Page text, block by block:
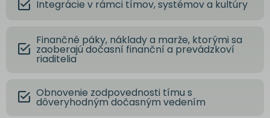
Integrácie v rámci tímov, systémov a kultúry
Finančné páky, náklady a marže, ktorými sa
zaoberajú dočasní finanční a prevádzkoví
riaditelia
Obnovenie zodpovednosti tímu s
dôveryhodným dočasným vedením